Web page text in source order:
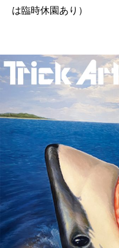
は臨時休園あり）